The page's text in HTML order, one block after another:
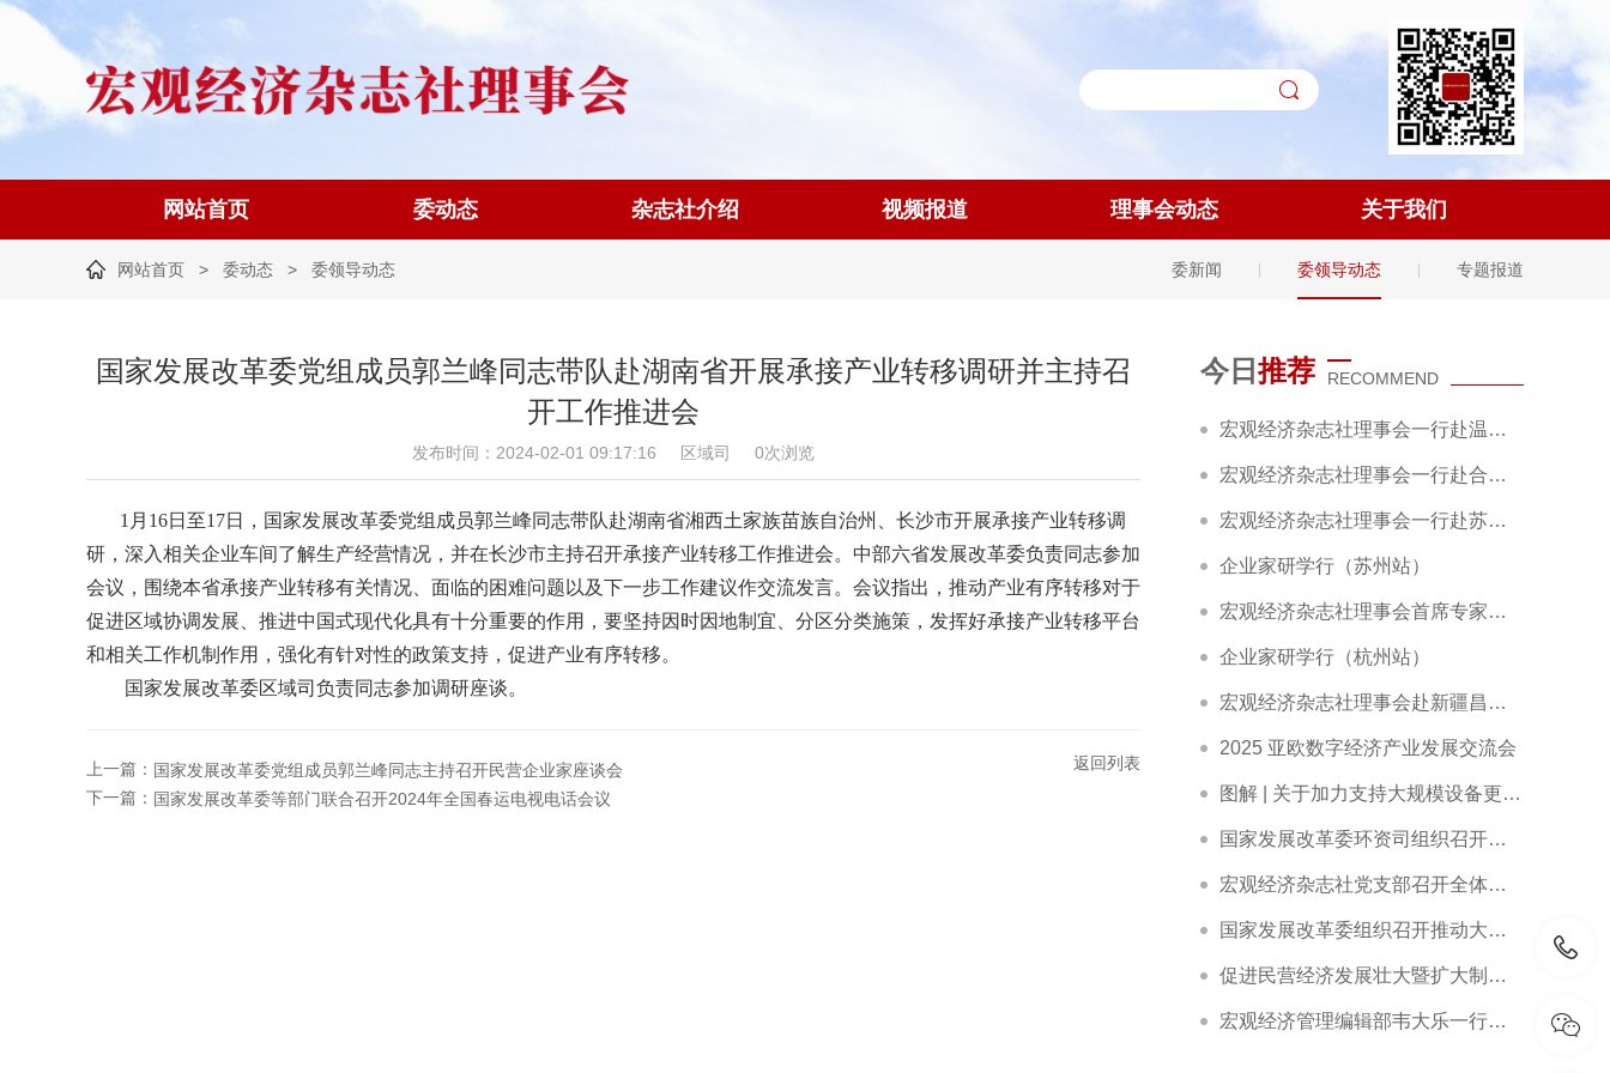
网站首页 委动态 杂志社介绍 视频报道 理事会动态 关于我们
网站首页 > 委动态 > 委领导动态 委新闻 委领导动态 专题报道
国家发展改革委党组成员郭兰峰同志带队赴湖南省开展承接产业转移调研并主持召
开工作推进会
发布时间：2024-02-01 09:17:16 区域司 0次浏览
1月16日至17日，国家发展改革委党组成员郭兰峰同志带队赴湖南省湘西土家族苗族自治州、长沙市开展承接产业转移调
研，深入相关企业车间了解生产经营情况，并在长沙市主持召开承接产业转移工作推进会。中部六省发展改革委负责同志参加
会议，围绕本省承接产业转移有关情况、面临的困难问题以及下一步工作建议作交流发言。会议指出，推动产业有序转移对于
促进区域协调发展、推进中国式现代化具有十分重要的作用，要坚持因时因地制宜、分区分类施策，发挥好承接产业转移平台
和相关工作机制作用，强化有针对性的政策支持，促进产业有序转移。
国家发展改革委区域司负责同志参加调研座谈。
上一篇： 国家发展改革委党组成员郭兰峰同志主持召开民营企业家座谈会
下一篇： 国家发展改革委等部门联合召开2024年全国春运电视电话会议
返回列表
今日 推荐 RECOMMEND
宏观经济杂志社理事会一行赴温州永嘉县调研
宏观经济杂志社理事会一行赴合肥包河区调研
宏观经济杂志社理事会一行赴苏州调研
企业家研学行（苏州站）
宏观经济杂志社理事会首席专家赵艾在宿迁市“劳模企业家讲堂”作专题报告
企业家研学行（杭州站）
宏观经济杂志社理事会赴新疆昌吉调研精彩回顾
2025 亚欧数字经济产业发展交流会
图解 | 关于加力支持大规模设备更新和消费品以旧换新的若干措施
国家发展改革委环资司组织召开大规模设备更新和消费品以旧换新工作推进及政策培训会
宏观经济杂志社党支部召开全体党员大会暨主题党日活动
国家发展改革委组织召开推动大规模设备更新和消费品以旧换新部际联席会议全体会议
促进民营经济发展壮大暨扩大制造业中长期贷款投放和科技型企业项目融资现场会在广东省深圳市召开
宏观经济管理编辑部韦大乐一行赴新华社交流座谈